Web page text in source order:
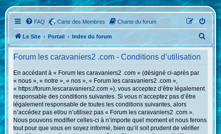
FAQ Carte des Membres Charte du forum
Le Site Portail Index du forum
e
h
Forum les caravaniers2 .com - Conditions d’utilisation
En accédant à « Forum les caravaniers2 .com » (désigné ci-après par
« nous », « notre », « nos », « Forum les caravaniers2 .com »,
« https://forum.lescaravaniers2.com »), vous acceptez d’être légalement
responsable des conditions suivantes. Si vous n’acceptez pas d’être
légalement responsable de toutes les conditions suivantes, alors
n’accédez pas et/ou n’utilisez pas « Forum les caravaniers2 .com ».
Nous pouvons modifier celles-ci à n’importe quel moment et nous ferons
tout pour que vous en soyez informé, bien qu’il soit prudent de vérifier